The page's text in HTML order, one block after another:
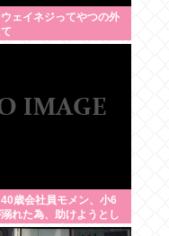
ェイネジってやつの外
40歳会社員モメン、小6
れた為、助けようとし
なお息子は妻が救出